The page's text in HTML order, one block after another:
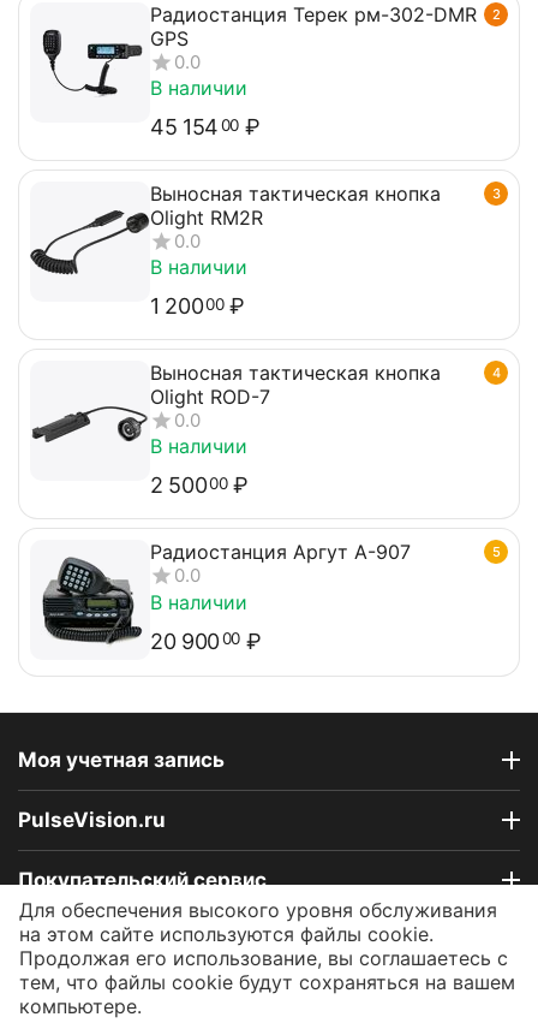
2
Радиостанция Терек рм-302-DMR
GPS
0.0
В наличии
45 15400 ₽
3
Выносная тактическая кнопка
Olight RM2R
0.0
В наличии
1 20000 ₽
4
Выносная тактическая кнопка
Olight ROD-7
0.0
В наличии
2 50000 ₽
5
Радиостанция Аргут А-907
0.0
В наличии
20 90000 ₽
Моя учетная запись
PulseVision.ru
Покупательский сервис
Контакты
© 2009 - 2026 Интернет-магазин PulseVision.ru.
Для обеспечения высокого уровня обслуживания
на этом сайте используются файлы cookie.
Продолжая его использование, вы соглашаетесь с
тем, что файлы cookie будут сохраняться на вашем
компьютере.